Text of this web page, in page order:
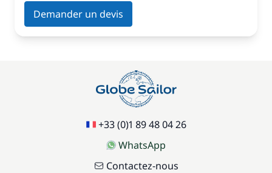
Demander un devis
+33 (0)1 89 48 04 26
WhatsApp
Contactez-nous